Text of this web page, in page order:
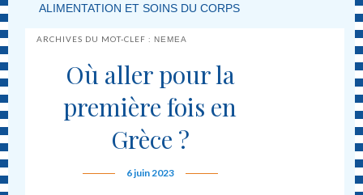
ALIMENTATION ET SOINS DU CORPS
ARCHIVES DU MOT-CLEF :NEMEA
Où aller pour la
première fois en
Grèce ?
6 juin 2023